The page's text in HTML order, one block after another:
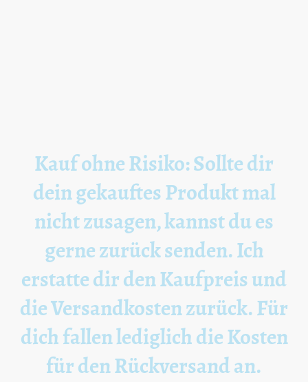
Kauf ohne Risiko: Sollte dir
dein gekauftes Produkt mal
nicht zusagen, kannst du es
gerne zurück senden. Ich
erstatte dir den Kaufpreis und
die Versandkosten zurück. Für
dich fallen lediglich die Kosten
für den Rückversand an.